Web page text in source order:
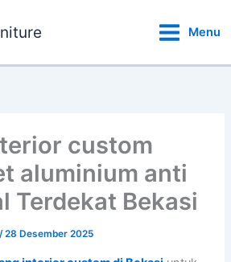
Menu
custom
aluminium anti
Terdekat Bekasi
/28 Desember 2025